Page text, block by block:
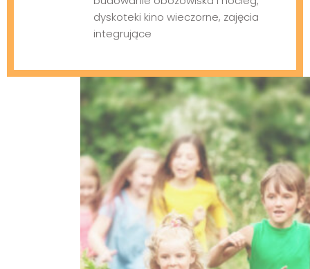
dyskoteki kino wieczorne, zajęcia
integrujące